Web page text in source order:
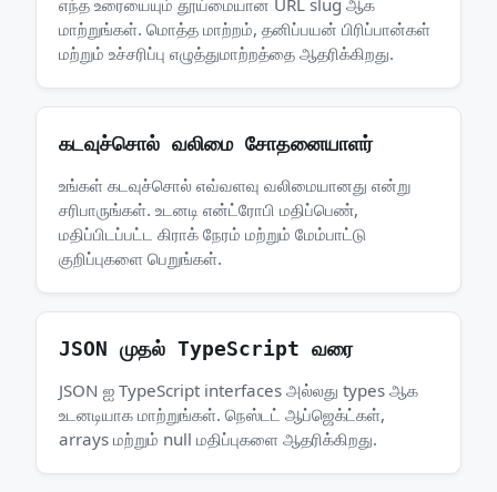
எந்த உரையையும் தூய்மையான URL slug ஆக
மாற்றுங்கள். மொத்த மாற்றம், தனிப்பயன் பிரிப்பான்கள்
மற்றும் உச்சரிப்பு எழுத்துமாற்றத்தை ஆதரிக்கிறது.
கடவுச்சொல் வலிமை சோதனையாளர்
உங்கள் கடவுச்சொல் எவ்வளவு வலிமையானது என்று
சரிபாருங்கள். உடனடி என்ட்ரோபி மதிப்பெண்,
மதிப்பிடப்பட்ட கிராக் நேரம் மற்றும் மேம்பாட்டு
குறிப்புகளை பெறுங்கள்.
JSON முதல் TypeScript வரை
JSON ஐ TypeScript interfaces அல்லது types ஆக
உடனடியாக மாற்றுங்கள். நெஸ்டட் ஆப்ஜெக்ட்கள்,
arrays மற்றும் null மதிப்புகளை ஆதரிக்கிறது.